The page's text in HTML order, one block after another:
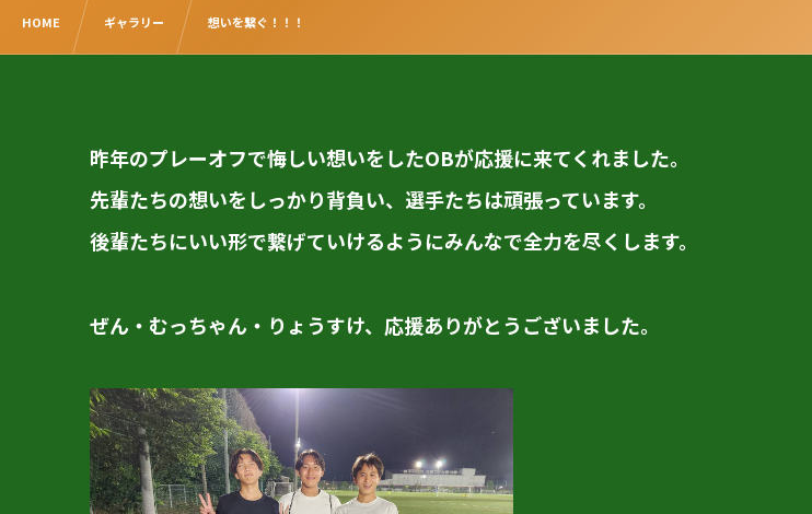
HOME ギャラリー 想いを繋ぐ！！！
昨年のプレーオフで悔しい想いをしたOBが応援に来てくれました。
先輩たちの想いをしっかり背負い、選手たちは頑張っています。
後輩たちにいい形で繋げていけるようにみんなで全力を尽くします。
ぜん・むっちゃん・りょうすけ、応援ありがとうございました。